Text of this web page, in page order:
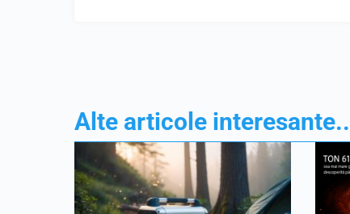
Alte articole